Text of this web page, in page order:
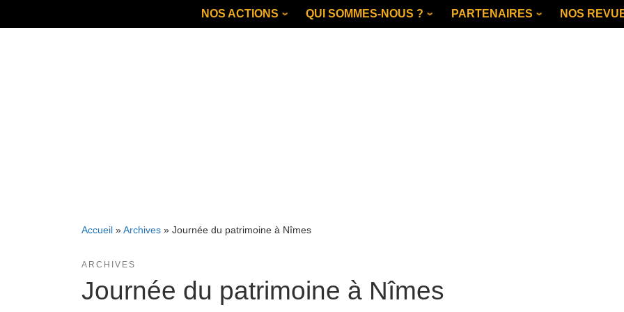
NOS ACTIONS QUI SOMMES-NOUS ? PARTENAIRES NOS
Accueil »Archives » Journée du patrimoine à Nîmes
ARCHIVES
Journée du patrimoine à Nîmes